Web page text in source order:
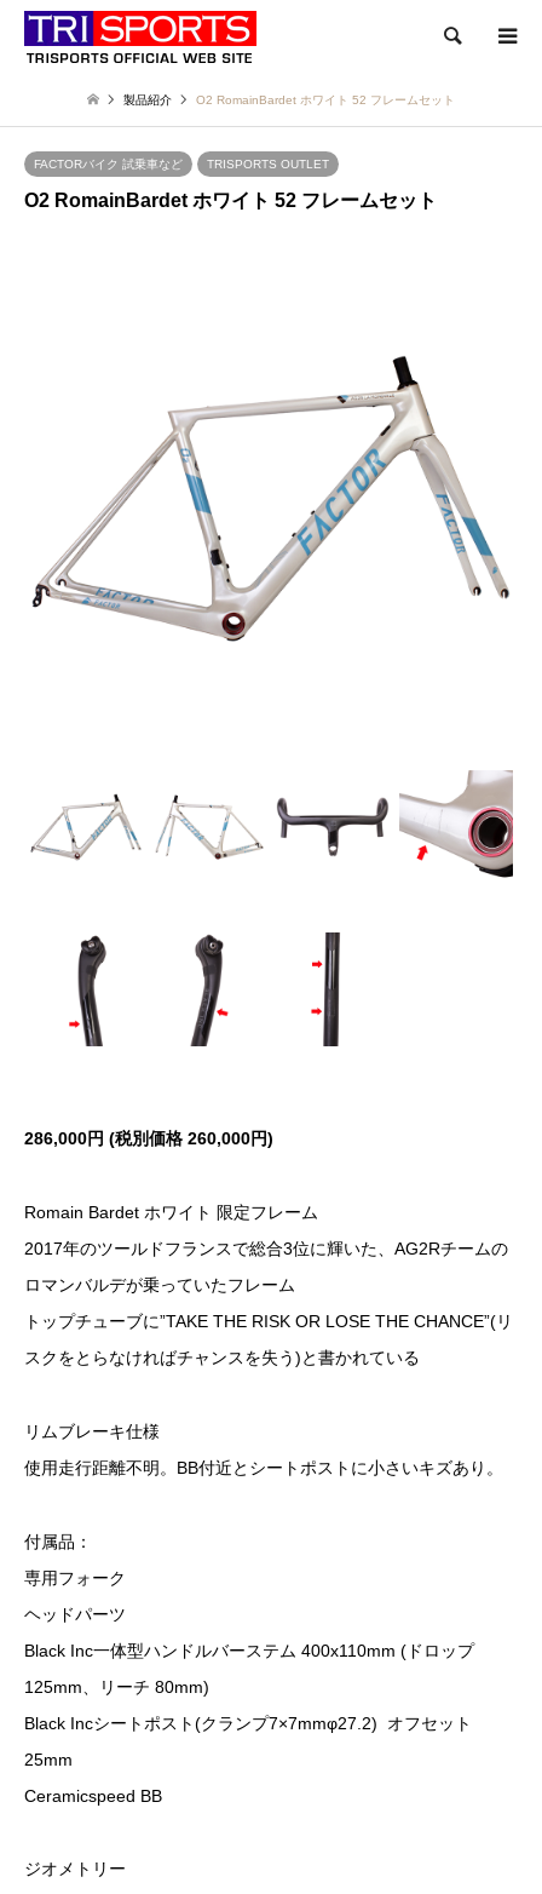
検索
製品紹介 O2 RomainBardet ホワイト 52 フレームセット
FACTORバイク 試乗車など TRISPORTS OUTLET
O2 RomainBardet ホワイト 52 フレームセット
286,000円 (税別価格 260,000円)
Romain Bardet ホワイト 限定フレーム
2017年のツールドフランスで総合3位に輝いた、AG2Rチームの
ロマンバルデが乗っていたフレーム
トップチューブに”TAKE THE RISK OR LOSE THE CHANCE”(リ
スクをとらなければチャンスを失う)と書かれている
リムブレーキ仕様
使用走行距離不明。BB付近とシートポストに小さいキズあり。
付属品：
専用フォーク
ヘッドパーツ
Black Inc一体型ハンドルバーステム 400x110mm (ドロップ
125mm、リーチ 80mm)
Black Incシートポスト(クランプ7×7mmφ27.2) オフセット
25mm
Ceramicspeed BB
ジオメトリー